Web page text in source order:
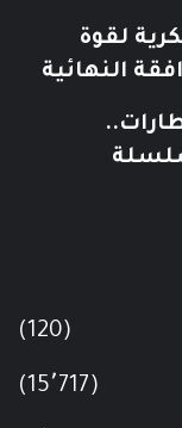
لقوة
النهائية
(120)
(15٬717)